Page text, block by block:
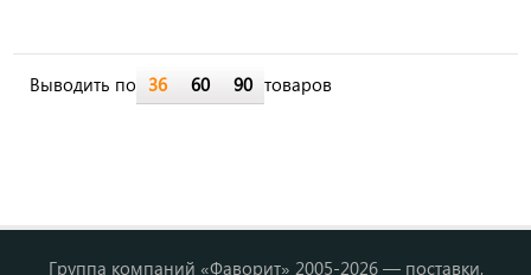
Выводить по 36 60 90 товаров
Группа компаний «Фаворит» 2005-2026 — поставки,